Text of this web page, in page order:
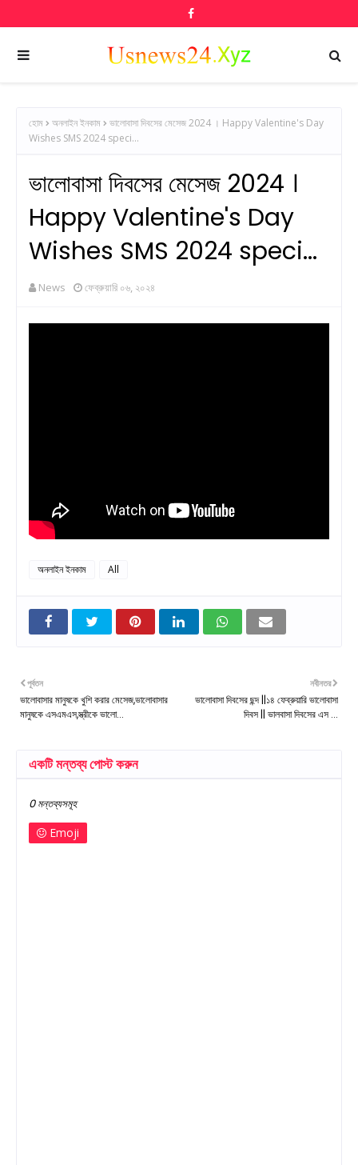
হোম অনলাইন ইনকাম
ভালোবাসা দিবসের মেসেজ 2024 । Happy Valentine's Day
Wishes SMS 2024 speci...
ভালোবাসা দিবসের মেসেজ 2024 ।
Happy Valentine's Day
Wishes SMS 2024 speci...
News ফেব্রুয়ারি ০৬, ২০২৪
অনলাইন ইনকাম All
নবীনতর
ভালোবাসা দিবসের ছন্দ ||১৪ ফেব্রুয়ারি ভালোবাসা
দিবস || ভালবাসা দিবসের এস ...
পূর্বতন
ভালোবাসার মানুষকে খুশি করার মেসেজ,ভালোবাসার
মানুষকে এসএমএস,স্ত্রীকে ভালো...
একটি মন্তব্য পোস্ট করুন
0 মন্তব্যসমূহ
Emoji